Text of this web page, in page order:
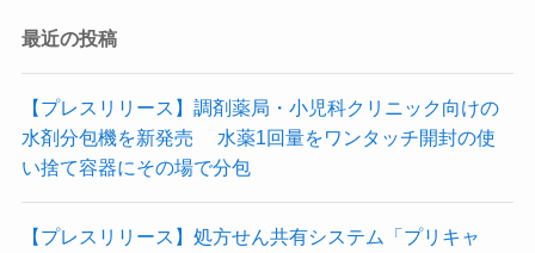
最近の投稿
【プレスリリース】調剤薬局・小児科クリニック向けの
水剤分包機を新発売 水薬1回量をワンタッチ開封の使
い捨て容器にその場で分包
【プレスリリース】処方せん共有システム「プリキャ